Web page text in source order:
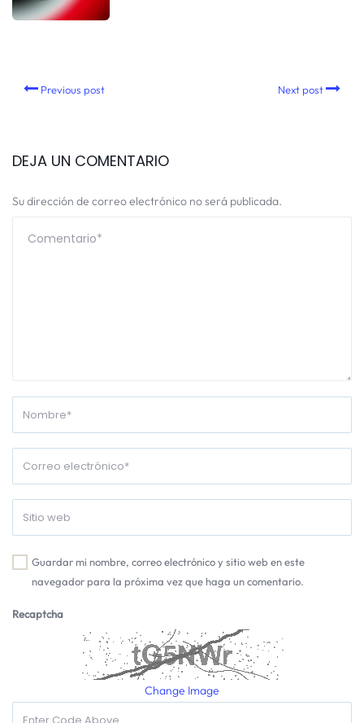
Previous post Next post
DEJA UN COMENTARIO
Su dirección de correo electrónico no será publicada.
Guardar mi nombre, correo electrónico y sitio web en este
navegador para la próxima vez que haga un comentario.
Recaptcha
Change Image